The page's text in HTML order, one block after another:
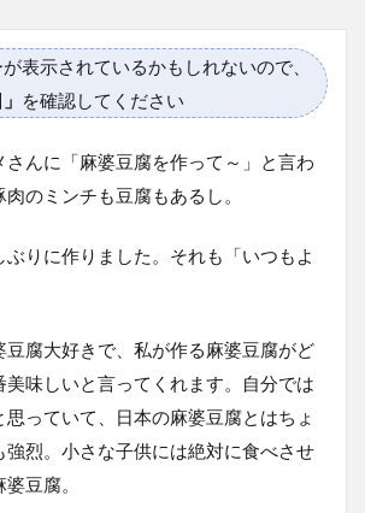
表示されているかもしれないので、
を確認してください
さんに「麻婆豆腐を作って～」と言わ
のミンチも豆腐もあるし。
ぶりに作りました。それも「いつもよ
豆腐大好きで、私が作る麻婆豆腐がど
美味しいと言ってくれます。自分では
っていて、日本の麻婆豆腐とはちょ
強烈。小さな子供には絶対に食べさせ
豆腐。